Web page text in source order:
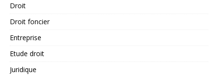
Droit
Droit foncier
Entreprise
Etude droit
Juridique